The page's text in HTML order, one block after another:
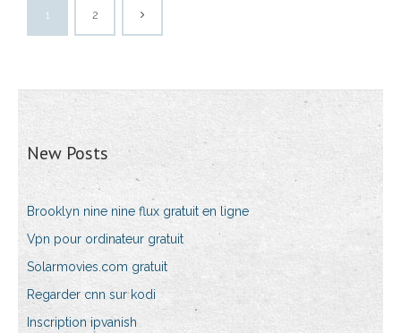
1 2
New Posts
Brooklyn nine nine flux gratuit en ligne
Vpn pour ordinateur gratuit
Solarmovies.com gratuit
Regarder cnn sur kodi
Inscription ipvanish